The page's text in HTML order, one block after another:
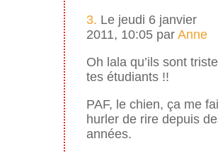
3. Le jeudi 6 janvier
2011, 10:05 par Anne
Oh lala qu’ils sont
tes étudiants !!
PAF, le chien, ça me
hurler de rire depuis
années.